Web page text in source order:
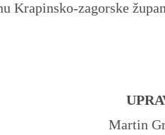
Krapinsko-zagorske
Martin